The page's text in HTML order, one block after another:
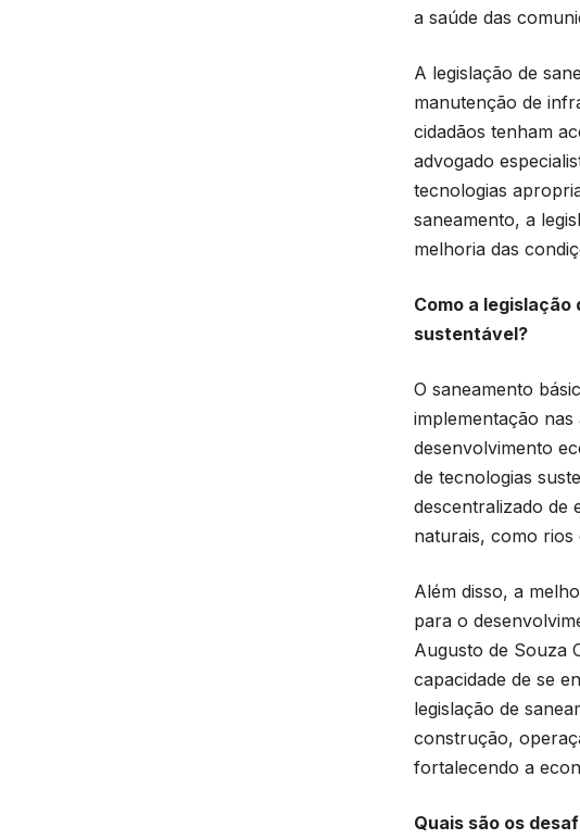
a saúde das
A legislação de
manutenção de
cidadãos tenham
advogado
tecnologias
saneamento, a
melhoria das
Como a
sustentável?
O saneamento
implementação
desenvolvimento
de tecnologias
descentralizado de
naturais, como rios
Além disso, a
para o
Augusto de Souza
capacidade de se
legislação de
construção,
fortalecendo a
Quais são os